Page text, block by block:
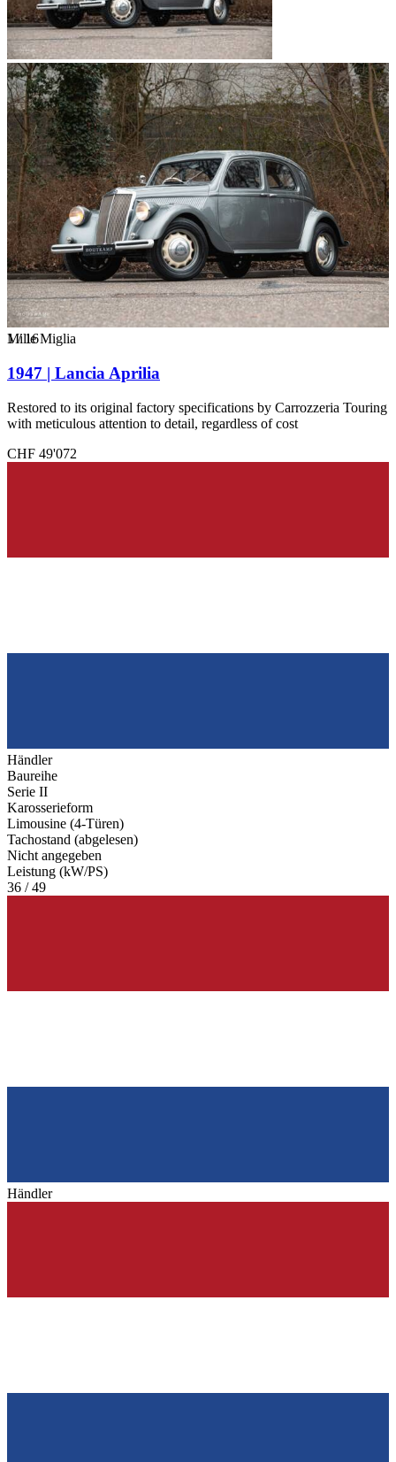
1/16
Mille Miglia
1947 | Lancia Aprilia
Restored to its original factory specifications by Carrozzeria Touring
with meticulous attention to detail, regardless of cost
CHF 49'072
Händler
Baureihe
Serie II
Karosserieform
Limousine (4-Türen)
Tachostand (abgelesen)
Nicht angegeben
Leistung (kW/PS)
36 / 49
Händler